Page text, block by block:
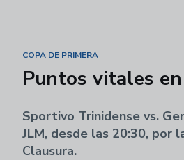
COPA DE PRIMERA
Puntos vitales
Sportivo Trinidense vs.
JLM, desde las 20:30, por
Clausura.